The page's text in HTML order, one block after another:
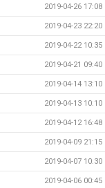
2019-04-26 17:08
2019-04-23 22:20
2019-04-22 10:35
2019-04-21 09:40
2019-04-14 13:10
2019-04-13 10:10
2019-04-12 16:48
2019-04-09 21:15
2019-04-07 10:30
2019-04-06 00:45